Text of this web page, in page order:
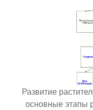
Развитие
основные этапы